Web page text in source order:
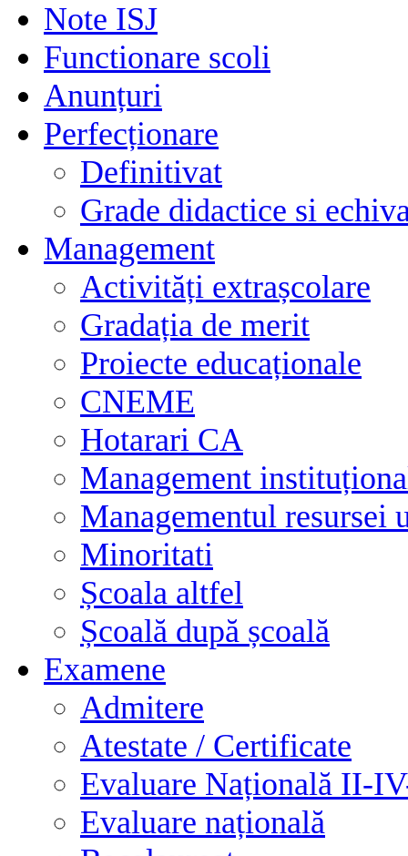
Note ISJ
Functionare scoli
Anunțuri
Perfecționare
Definitivat
Grade didactice si
Management
Activități extrașcolare
Gradația de merit
Proiecte educaționale
CNEME
Hotarari CA
Management
Managementul resursei
Minoritati
Școala altfel
Școală după școală
Examene
Admitere
Atestate / Certificate
Evaluare Națională II-
Evaluare națională